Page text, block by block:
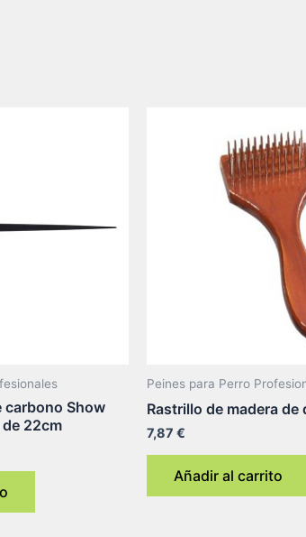
carbono Show
22cm
Peines para Perro
Rastrillo de madera de
7,87 €
Añadir al carrito